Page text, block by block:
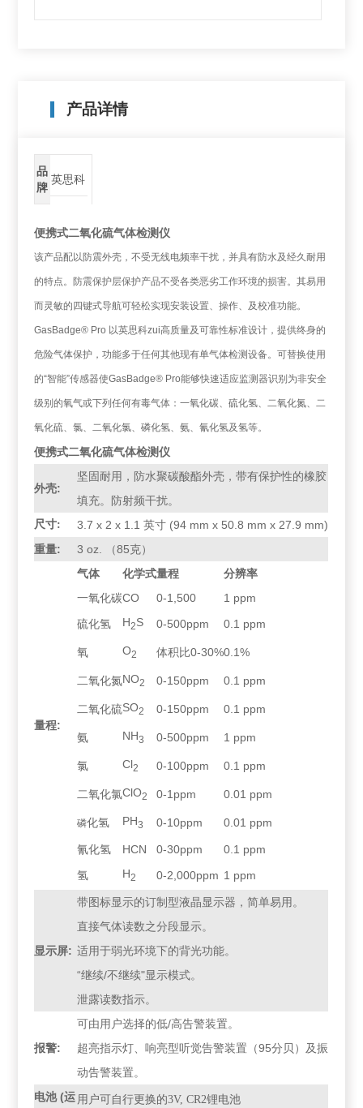
产品详情
品
牌
英思科
便携式二氧化硫气体检测仪
该产品配以防震外壳，不受无线电频率干扰，并具有防水及经久耐用
的特点。防震保护层保护产品不受各类恶劣工作环境的损害。其易用
而灵敏的四键式导航可轻松实现安装设置、操作、及校准功能。
GasBadge® Pro 以英思科zui高质量及可靠性标准设计，提供终身的
危险气体保护，功能多于任何其他现有单气体检测设备。可替换使用
的“智能”传感器使GasBadge® Pro能够快速适应监测器识别为非安全
级别的氧气或下列任何有毒气体：一氧化碳、硫化氢、二氧化氮、二
氧化硫、氯、二氧化氯、磷化氢、氨、氰化氢及氢等。
便携式二氧化硫气体检测仪
外壳:
坚固耐用，防水聚碳酸酯外壳，带有保护性的橡胶
填充。防射频干扰。
尺寸:
3.7 x 2 x 1.1 英寸 (94 mm x 50.8 mm x 27.9 mm)
重量:
3 oz. （85克）
量程:
气体 化学式量程
分辨率
一氧化碳CO 0-1,500
1 ppm
硫化氢
H2S 0-500ppm 0.1 ppm
氧 O2 体积比0-30%0.1%
二氧化氮NO2 0-150ppm 0.1 ppm
二氧化硫SO2 0-150ppm 0.1 ppm
氨 NH3 0-500ppm 1 ppm
氯 Cl2 0-100ppm 0.1 ppm
二氧化氯ClO2 0-1ppm 0.01 ppm
磷化氢 PH3 0-10ppm 0.01 ppm
氰化氢 HCN 0-30ppm
0.1 ppm
氢
H2 0-2,000ppm 1 ppm
显示屏:
带图标显示的订制型液晶显示器，简单易用。
直接气体读数之分段显示。
适用于弱光环境下的背光功能。
“继续/不继续"显示模式。
泄露读数指示。
报警:
可由用户选择的低/高告警装置。
超亮指示灯、响亮型听觉告警装置（95分贝）及振
动告警装置。
电池 (运 用户可自行更换的3V, CR2锂电池